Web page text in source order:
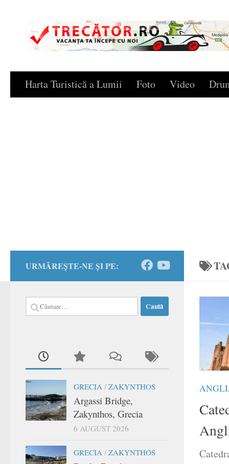
Skip to content
Harta Turistică a Lumii Foto Video
URMĂREȘTE-NE ȘI PE:
Caută
după:
GRECIA / ZAKYNTHOS
Argassi Bridge,
Zakynthos, Grecia
6 AUGUST 2026
GRECIA / ZAKYNTHOS